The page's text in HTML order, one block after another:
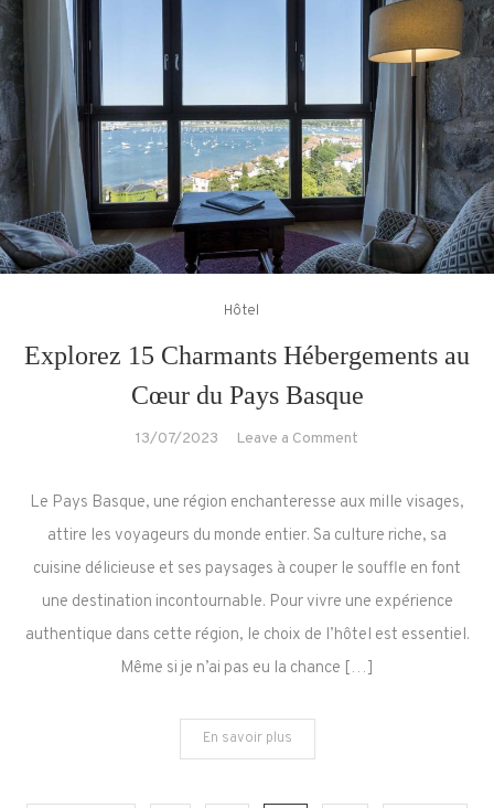
Hôtel
Explorez 15 Charmants Hébergements au
Cœur du Pays Basque
13/07/2023 Leave a Comment
Hébergements
au
Cœur
du
Pays
Le Pays Basque, une région enchanteresse aux mille visages,
attire les voyageurs du monde entier. Sa culture riche, sa
cuisine délicieuse et ses paysages à couper le souffle en font
une destination incontournable. Pour vivre une expérience
authentique dans cette région, le choix de l’hôtel est essentiel.
Même si je n’ai pas eu la chance […]
En savoir plus